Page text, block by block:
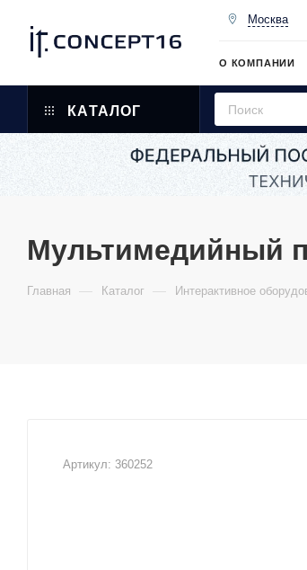
Москва
О КОМПАНИИ
КАТАЛОГ
Мультимедийный
Главная — Каталог — Интерактивное
Артикул: 360252